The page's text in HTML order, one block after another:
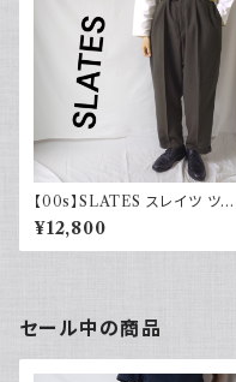
【00s】SLATES スレイツ ツー
タック スラックス リーバイス Le
vi's カーキグリーン 古着
¥12,800
セール中の商品